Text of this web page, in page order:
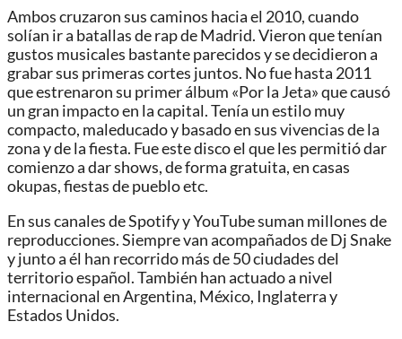
Ambos cruzaron sus caminos hacia el 2010, cuando
solían ir a batallas de rap de Madrid. Vieron que tenían
gustos musicales bastante parecidos y se decidieron a
grabar sus primeras cortes juntos. No fue hasta 2011
que estrenaron su primer álbum «Por la Jeta» que causó
un gran impacto en la capital. Tenía un estilo muy
compacto, maleducado y basado en sus vivencias de la
zona y de la fiesta. Fue este disco el que les permitió dar
comienzo a dar shows, de forma gratuita, en casas
okupas, fiestas de pueblo etc.
En sus canales de Spotify y YouTube suman millones de
reproducciones. Siempre van acompañados de Dj Snake
y junto a él han recorrido más de 50 ciudades del
territorio español. También han actuado a nivel
internacional en Argentina, México, Inglaterra y
Estados Unidos.